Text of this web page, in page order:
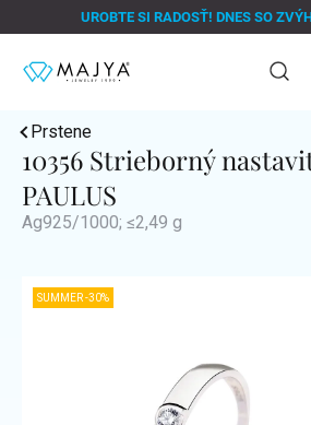
na
UROBTE SI RADOSŤ! DNES SO
Prstene
10356 Strieborný
PAULUS
Ag925/1000; ≤2,49 g
SUMMER -30%